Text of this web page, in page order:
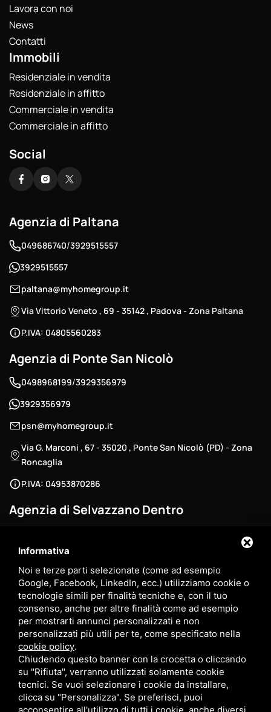
Informativa
Noi e terze parti selezionate (come ad esempio
Google, Facebook, LinkedIn, ecc.) utilizziamo cookie o
tecnologie simili per finalità tecniche e, con il tuo
consenso, anche per altre finalità come ad esempio
per mostrarti annunci personalizzati e non
personalizzati più utili per te, come specificato nella
cookie policy.
Chiudendo questo banner con la crocetta o cliccando
su "Rifiuta", verranno utilizzati solamente cookie
tecnici. Se vuoi selezionare i cookie da installare,
clicca su "Personalizza". Se preferisci, puoi
Lavora con noi
News
Contatti
Immobili
Residenziale in vendita
Residenziale in affitto
Commerciale in vendita
Commerciale in affitto
Social
Agenzia di Paltana
049686740/3929515557
3929515557
paltana@myhomegroup.it
Via Vittorio Veneto , 69 - 35142 , Padova - Zona Paltana
P.IVA: 04805560283
Agenzia di Ponte San Nicolò
0498968199/3929356979
3929356979
psn@myhomegroup.it
Via G. Marconi , 67 - 35020 , Ponte San Nicolò (PD) - Zona
Roncaglia
P.IVA: 04953870286
Agenzia di Selvazzano Dentro
3881003229
selva@myhomegroup.it
Via Padova , 12/E - 35030 , Selvazzano Dentro (PD) - Zona
Tencarola
P.IVA: 03744680285
My Home Group srl - P. IVA 05334400289